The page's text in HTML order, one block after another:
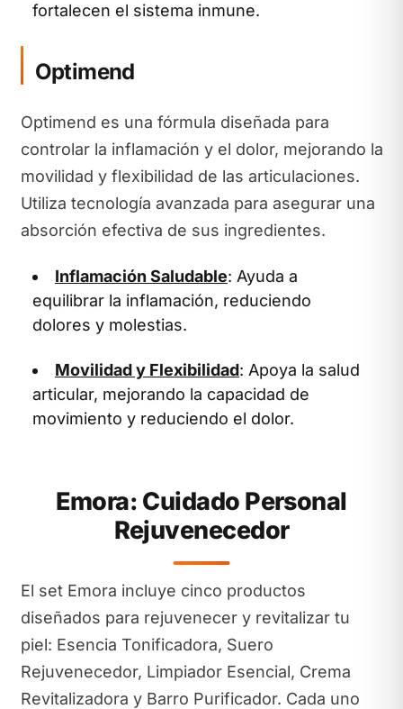
fortalecen el sistema inmune.
Optimend
Optimend es una fórmula diseñada para
controlar la inflamación y el dolor, mejorando la
movilidad y flexibilidad de las articulaciones.
Utiliza tecnología avanzada para asegurar una
absorción efectiva de sus ingredientes.
Inflamación Saludable: Ayuda a
equilibrar la inflamación, reduciendo
dolores y molestias.
Movilidad y Flexibilidad: Apoya la salud
articular, mejorando la capacidad de
movimiento y reduciendo el dolor.
Emora: Cuidado Personal
Rejuvenecedor
El set Emora incluye cinco productos
diseñados para rejuvenecer y revitalizar tu
piel: Esencia Tonificadora, Suero
Rejuvenecedor, Limpiador Esencial, Crema
Revitalizadora y Barro Purificador. Cada uno